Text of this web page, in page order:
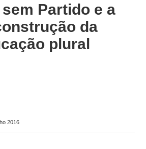
Partido e a
da
plural
2016